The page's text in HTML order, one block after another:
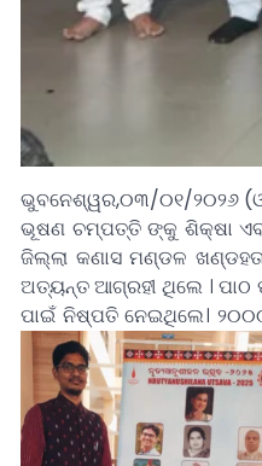
ଭୁବନେଶ୍ୱର,୦୩/୦୧/୨୦୨୬
ଭୂଷଣ ଚମ୍ପତ୍ତି ଙ୍କୁ ଶିକ୍ଷା
ଜିଲ୍ଲା କଣାସ ମଣ୍ଡଳ
ଅତ୍ୟନ୍ତ ଆଗ୍ରହୀ ଥିଲେ । ପାଠ
ପାଇଁ ନିଷ୍ପତି ନେଇଥିଲେ।